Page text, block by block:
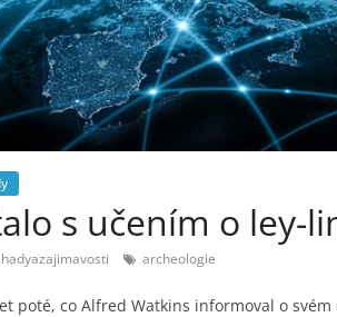
s učením o ley-
archeologie
poté, co Alfred Watkins informoval o